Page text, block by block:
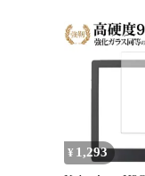
家具
¥ 1,293